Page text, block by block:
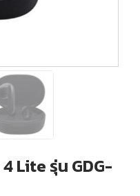
Lite รุ่น GDG-